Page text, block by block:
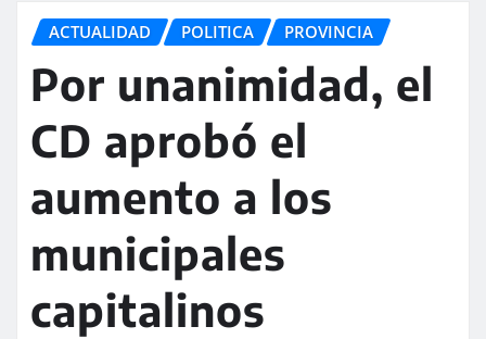
ACTUALIDAD POLITICA PROVINCIA
Por unanimidad, el
CD aprobó el
aumento a los
municipales
capitalinos